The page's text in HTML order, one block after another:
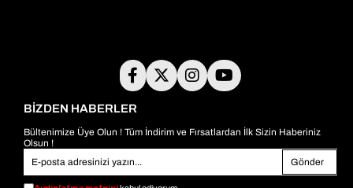
BİZDEN HABERLER
Bültenimize Üye Olun ! Tüm İndirim ve Fırsatlardan İlk Sizin Haberiniz
Olsun !
Gönder